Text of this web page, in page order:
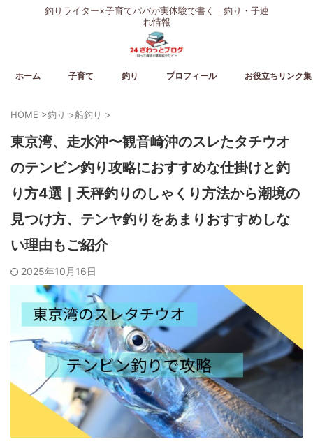
釣りライター×子育てパパが実体験で書く｜釣り・子連
れ情報
ホーム 子育て 釣り プロフィール お役立ちリンク集
HOME >釣り >船釣り >
東京湾、走水沖〜観音崎沖のスレたタチウオ
のテンビン釣り攻略におすすめな仕掛けと釣
り方4選｜天秤釣りのしゃくり方法から潮境の
見つけ方、テンヤ釣りをあまりおすすめしな
い理由もご紹介
2025年10月16日